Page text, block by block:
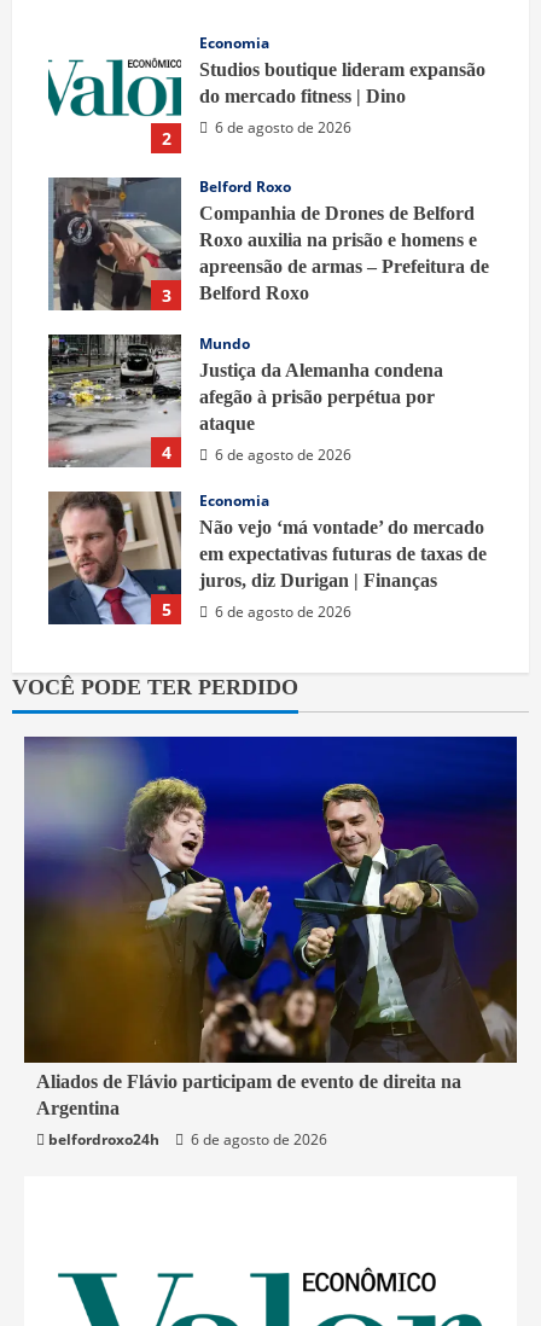
2
Economia
Studios boutique lideram expansão
do mercado fitness | Dino
6 de agosto de 2026
3
Belford Roxo
Companhia de Drones de Belford
Roxo auxilia na prisão e homens e
apreensão de armas – Prefeitura de
Belford Roxo
4
Mundo
Justiça da Alemanha condena
afegão à prisão perpétua por
ataque
6 de agosto de 2026
5
Economia
Não vejo ‘má vontade’ do mercado
em expectativas futuras de taxas de
juros, diz Durigan | Finanças
6 de agosto de 2026
VOCÊ PODE TER PERDIDO
2 min read
Mundo
Aliados de Flávio participam de evento de direita na
Argentina
belfordroxo24h
6 de agosto de 2026